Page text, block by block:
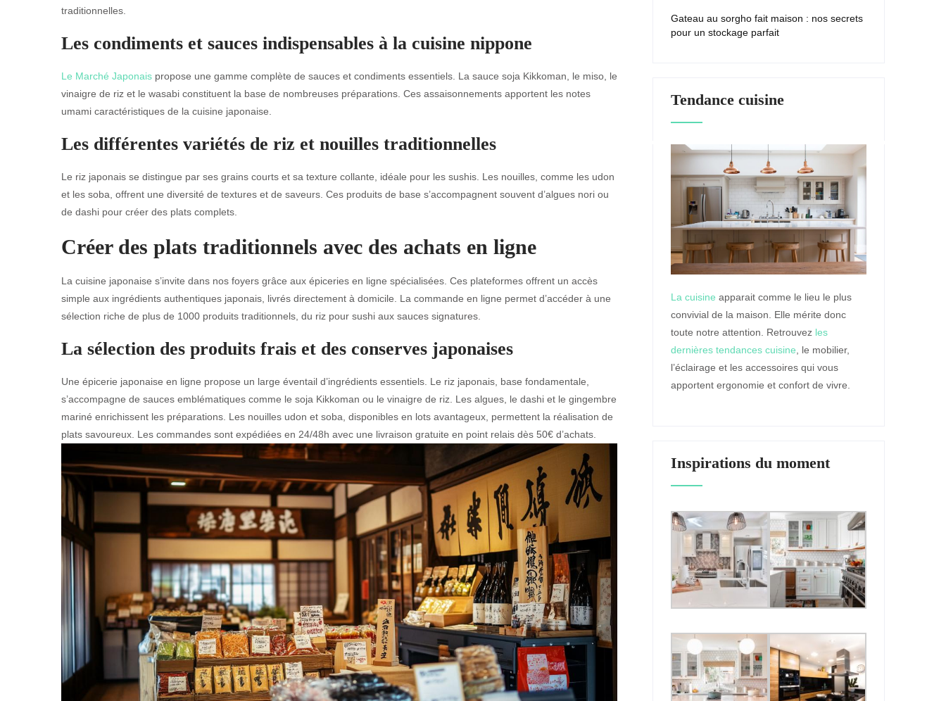
traditionnelles.
Les condiments et sauces indispensables à la cuisine nippone
Le Marché Japonais propose une gamme complète de sauces et condiments essentiels. La sauce soja Kikkoman, le miso, le
vinaigre de riz et le wasabi constituent la base de nombreuses préparations. Ces assaisonnements apportent les notes
umami caractéristiques de la cuisine japonaise.
Les différentes variétés de riz et nouilles traditionnelles
Le riz japonais se distingue par ses grains courts et sa texture collante, idéale pour les sushis. Les nouilles, comme les udon
et les soba, offrent une diversité de textures et de saveurs. Ces produits de base s’accompagnent souvent d’algues nori ou
de dashi pour créer des plats complets.
Créer des plats traditionnels avec des achats en ligne
La cuisine japonaise s’invite dans nos foyers grâce aux épiceries en ligne spécialisées. Ces plateformes offrent un accès
simple aux ingrédients authentiques japonais, livrés directement à domicile. La commande en ligne permet d’accéder à une
sélection riche de plus de 1000 produits traditionnels, du riz pour sushi aux sauces signatures.
La sélection des produits frais et des conserves japonaises
Une épicerie japonaise en ligne propose un large éventail d’ingrédients essentiels. Le riz japonais, base fondamentale,
s’accompagne de sauces emblématiques comme le soja Kikkoman ou le vinaigre de riz. Les algues, le dashi et le gingembre
mariné enrichissent les préparations. Les nouilles udon et soba, disponibles en lots avantageux, permettent la réalisation de
plats savoureux. Les commandes sont expédiées en 24/48h avec une livraison gratuite en point relais dès 50€ d’achats.
Gateau au sorgho fait maison : nos secrets
pour un stockage parfait
Tendance cuisine
La cuisine apparait comme le lieu le plus
convivial de la maison. Elle mérite donc
toute notre attention. Retrouvez les
dernières tendances cuisine , le mobilier,
l’éclairage et les accessoires qui vous
apportent ergonomie et confort de vivre.
Inspirations du moment